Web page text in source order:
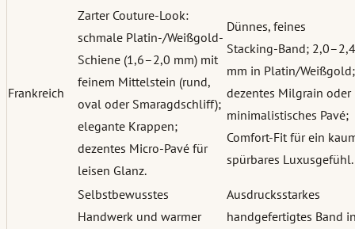
Frankreich
Zarter Couture-Look:
schmale Platin-/Weißgold-
Schiene (1,6–2,0 mm) mit
feinem Mittelstein (rund,
oval oder Smaragdschliff);
elegante Krappen;
dezentes Micro-Pavé für
leisen Glanz.
Dünnes, feines
Stacking-Band; 2,0–2,4
mm in Platin/Weißgold;
dezentes Milgrain oder
minimalistisches Pavé;
Comfort-Fit für ein
spürbares Luxusgefühl.
Selbstbewusstes
Handwerk und warmer
Ausdrucksstarkes
handgefertigtes Band